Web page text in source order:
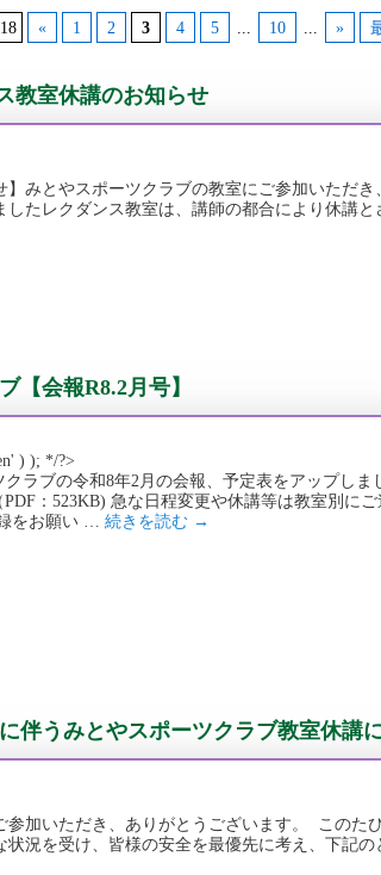
« 1 2 3 4 5 ... 10 ... »
教室休講のお知らせ
】みとやスポーツクラブの教室にご参加いただ
したレクダンス教室は、講師の都合により休講
【会報R8.2月号】
) ); */?>
クラブの令和8年2月の会報、予定表をアップし
PDF：523KB) 急な日程変更や休講等は教室別に
をお願い … 続きを読む →
伴うみとやスポーツクラブ教室休講
参加いただき、ありがとうございます。 このた
況を受け、皆様の安全を最優先に考え、下記の